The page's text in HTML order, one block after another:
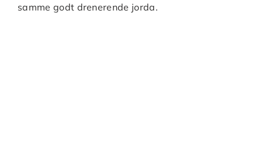
samme godt drenerende jorda.